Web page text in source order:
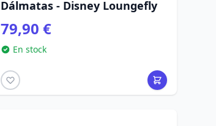
Dálmatas - Disney Loungefly
79,90 €
En stock